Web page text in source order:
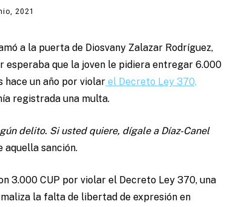
2021
a la puerta de Diosvany Zalazar Rodríguez,
que la joven le pidiera entregar 6.000
hace un año por violar el Decreto Ley 370,
registrada una multa.
delito. Si usted quiere, dígale a Díaz-Canel
aquella sanción.
3.000 CUP por violar el Decreto Ley 370, una
la falta de libertad de expresión en